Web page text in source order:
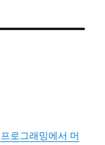
로그래밍에서 머